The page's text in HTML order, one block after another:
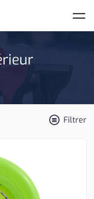
Filtrer